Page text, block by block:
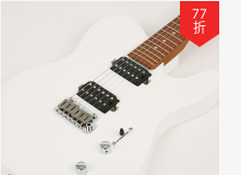
77
折